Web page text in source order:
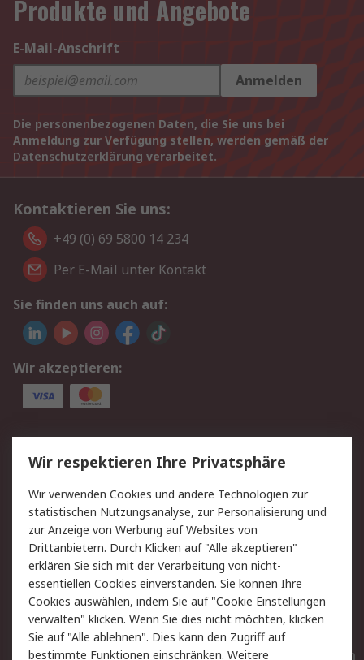
Produkte und Angebote
E-Mail-Anschrift
Anmelden
Die personenbezogenen Daten, die Sie uns bei
Anmeldung zur Verfügung stellen, werden gemäß der
Datenschutzerklärung verarbeitet.
Kontaktieren Sie uns:
+49 (0) 69 5800 14 234
Per E-Mail unter Kontakt
Sie finden uns auch auf:
Wir akzeptieren:
Service
Value Added Services
Lieferlösungen
Rücksendungen
Kontakt
Hilfe
Privatkunden
Rechtliches
AGB
Datenschutz
Cookie-Richtlinie
Zahlungsbedingungen
Copyright/Impressum
Entsorgung
Elektrogeräte/Batterien
Wir respektieren Ihre Privatsphäre
Wir verwenden Cookies und andere Technologien zur
statistischen Nutzungsanalyse, zur Personalisierung und
zur Anzeige von Werbung auf Websites von
Drittanbietern. Durch Klicken auf "Alle akzeptieren"
erklären Sie sich mit der Verarbeitung von nicht-
essentiellen Cookies einverstanden. Sie können Ihre
Cookies auswählen, indem Sie auf "Cookie Einstellungen
verwalten" klicken. Wenn Sie dies nicht möchten, klicken
Sie auf "Alle ablehnen". Dies kann den Zugriff auf
bestimmte Funktionen einschränken. Weitere